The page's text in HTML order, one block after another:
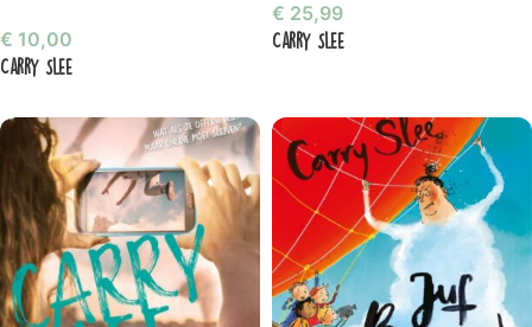
€ 10,00
Carry Slee
€ 25,99
Carry Slee